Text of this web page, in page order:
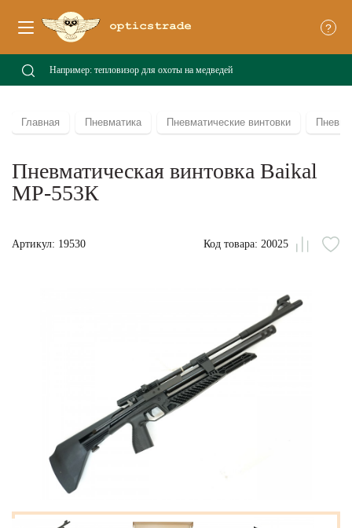
?
Главная Пневматика Пневматические винтовки
Пневматическая винтовка Baikal
МР-553К
Артикул: 19530 Код товара: 20025